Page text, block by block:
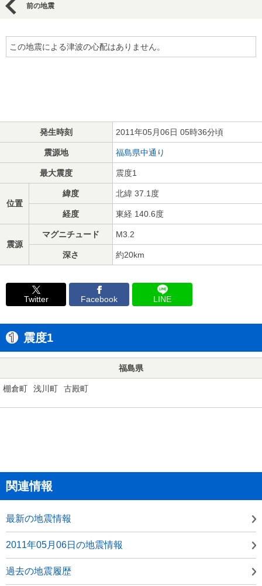
前の地震
この地震による津波の心配はありません。
発生時刻 2011年05月06日 05時36分頃
震源地 福島県中通り
最大震度 震度1
位置
緯度 北緯 37.1度
経度 東経 140.6度
震源
マグニチュード M3.2
深さ 約20km
Twitter Facebook LINE
震度1
福島県
棚倉町 浅川町 古殿町
関連情報
最新の地震情報
2011年05月06日の地震情報
過去の地震履歴